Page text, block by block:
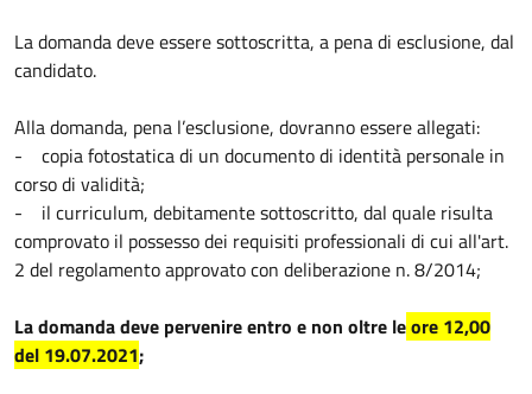
La domanda deve essere sottoscritta, a pena di esclusione, dal
candidato.
Alla domanda, pena l’esclusione, dovranno essere allegati:
- copia fotostatica di un documento di identità personale in
corso di validità;
- il curriculum, debitamente sottoscritto, dal quale risulta
comprovato il possesso dei requisiti professionali di cui all'art.
2 del regolamento approvato con deliberazione n. 8/2014;
La domanda deve pervenire entro e non oltre leore 12,00
del 19.07.2021;